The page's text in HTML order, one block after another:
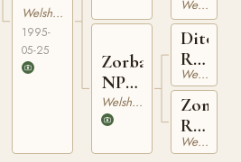
RW
1293
Welshponny
1995-
05-25
Zorba
NPA
3362Welshponny
RWM
31
Welsh Mountain
Dito
RW
75Welshponny
Zonetta
RW
781Welshponny